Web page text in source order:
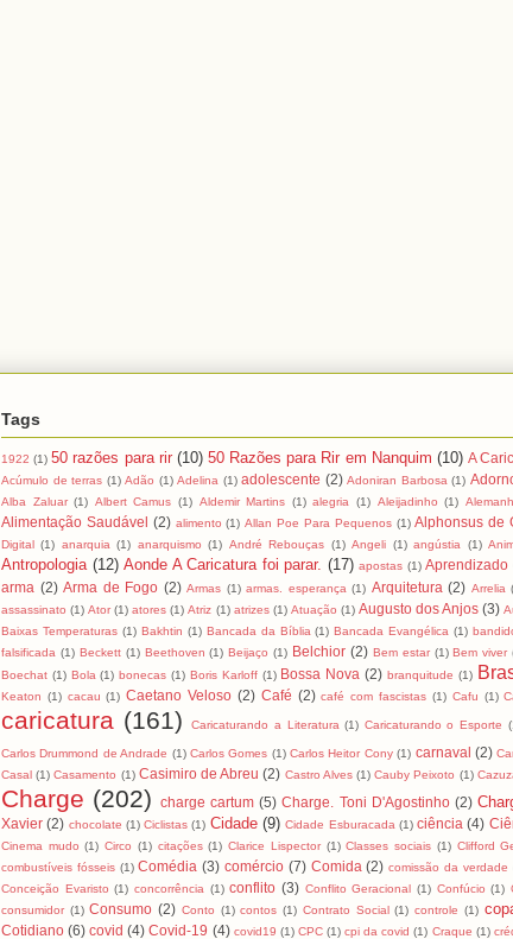
Tags
1922 (1) 50 razões para rir (10) 50 Razões para Rir em Nanquim (10) A
Acúmulo de terras (1) Adão (1) Adelina (1) adolescente (2) Adoniran Barbosa (1)
Alba Zaluar (1) Albert Camus (1) Aldemir Martins (1) alegria (1) Aleijadinho (1)
Alimentação Saudável (2) alimento (1) Allan Poe Para Pequenos (1) Alphonsus de
Digital (1) anarquia (1) anarquismo (1) André Rebouças (1) Angeli (1) angústia (1)
Antropologia (12) Aonde A Caricatura foi parar. (17) apostas (1) Aprendizado
arma (2) Arma de Fogo (2) Armas (1) armas. esperança (1) Arquitetura (2) Arrelia
assassinato (1) Ator (1) atores (1) Atriz (1) atrizes (1) Atuação (1) Augusto dos Anjos (3)
Baixas Temperaturas (1) Bakhtin (1) Bancada da Bíblia (1) Bancada Evangélica (1)
falsificada (1) Beckett (1) Beethoven (1) Beijaço (1) Belchior (2) Bem estar (1) Bem viver
Boechat (1) Bola (1) bonecas (1) Boris Karloff (1) Bossa Nova (2) branquitude (1)
Keaton (1) cacau (1) Caetano Veloso (2) Café (2) café com fascistas (1) Cafu (1)
caricatura (161) Caricaturando a Literatura (1) Caricaturando o Esporte
Carlos Drummond de Andrade (1) Carlos Gomes (1) Carlos Heitor Cony (1) carnaval (2)
Casal (1) Casamento (1) Casimiro de Abreu (2) Castro Alves (1) Cauby Peixoto (1)
Charge (202) charge cartum (5) Charge. Toni D'Agostinho (2)
Xavier (2) chocolate (1) Ciclistas (1) Cidade (9) Cidade Esburacada (1) ciência (4)
Cinema mudo (1) Circo (1) citações (1) Clarice Lispector (1) Classes sociais (1) Clifford
combustíveis fósseis (1) Comédia (3) comércio (7) Comida (2) comissão da verdade
Conceição Evaristo (1) concorrência (1) conflito (3) Conflito Geracional (1) Confúcio (1)
consumidor (1) Consumo (2) Conto (1) contos (1) Contrato Social (1) controle (1)
Cotidiano (6) covid (4) Covid-19 (4) covid19 (1) CPC (1) cpi da covid (1) Craque (1)